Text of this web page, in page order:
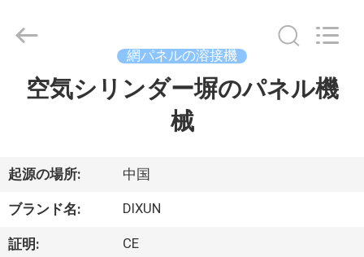
品
VR
Anping
Dixun
網パネルの溶接機
空気シリンダー塀のパネル機
械
起源の場所: 中国
ブランド名: DIXUN
証明: CE